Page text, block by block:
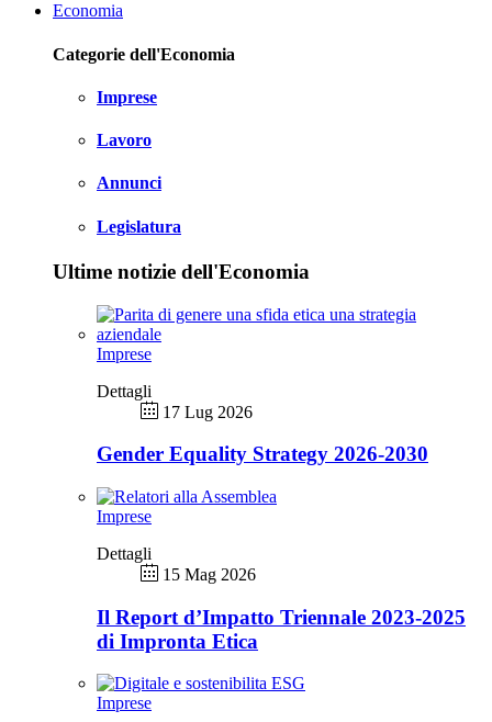
Economia
Categorie dell'Economia
Imprese
Lavoro
Annunci
Legislatura
Ultime notizie dell'Economia
Imprese
Dettagli
17 Lug 2026
Gender Equality Strategy 2026-2030
Imprese
Dettagli
15 Mag 2026
Il Report d’Impatto Triennale 2023-2025
di Impronta Etica
Imprese